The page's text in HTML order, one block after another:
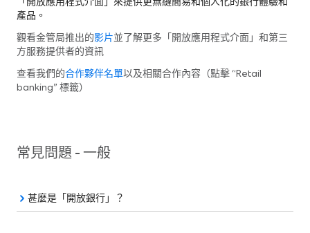
產品。
觀看金管局推出的影片並了解更多「開放應用程式介面」和第三
方服務提供者的資訊
查看我們的合作夥伴名單以及相關合作內容（點擊 “Retail
banking” 標籤）
常見問題 - 一般
甚麼是「開放銀行」？